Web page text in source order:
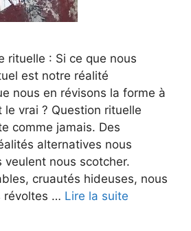
rituelle : Si ce que nous
est notre réalité
nous en révisons la forme à
vrai ? Question rituelle
comme jamais. Des
alternatives nous
veulent nous scotcher.
cruautés hideuses, nous
révoltes … Lire la suite